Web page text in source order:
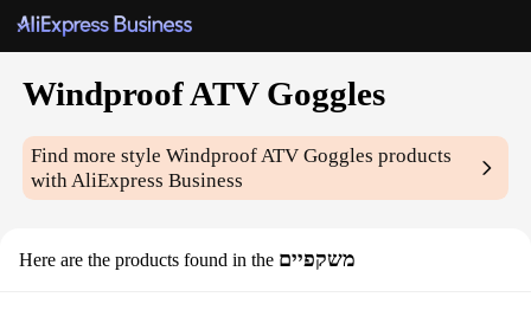
Windproof ATV Goggles
Find more styleWindproof ATV Goggles products
with AliExpress Business
Here are the products found in the משקפיים